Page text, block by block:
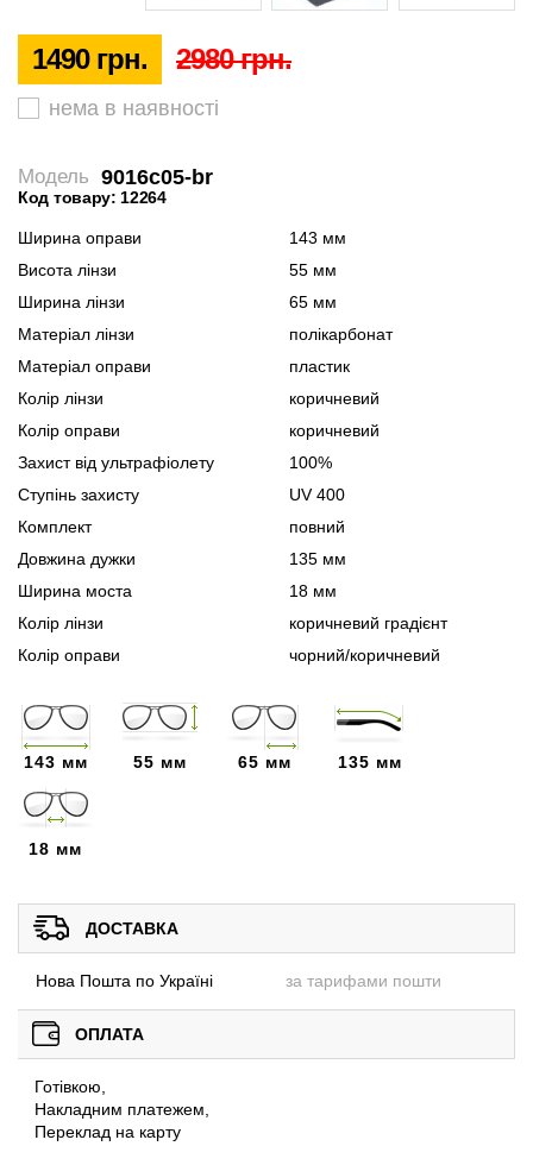
1490 грн. 2980 грн.
нема в наявності
9016c05-br
Модель
Код товару: 12264
Ширина оправи
143 мм
Висота лінзи
55 мм
Ширина лінзи
65 мм
Матеріал лінзи
полікарбонат
Матеріал оправи
пластик
Колір лінзи
коричневий
Колір оправи
коричневий
Захист від ультрафіолету
100%
Ступінь захисту
UV 400
Комплект
повний
Довжина дужки
135 мм
Ширина моста
18 мм
Колір лінзи
коричневий градієнт
Колір оправи
чорний/коричневий
143 мм 55 мм 65 мм 135 мм
18 мм
ДОСТАВКА
Нова Пошта по Україні за тарифами пошти
ОПЛАТА
Готівкою,
Накладним платежем,
Переклад на карту